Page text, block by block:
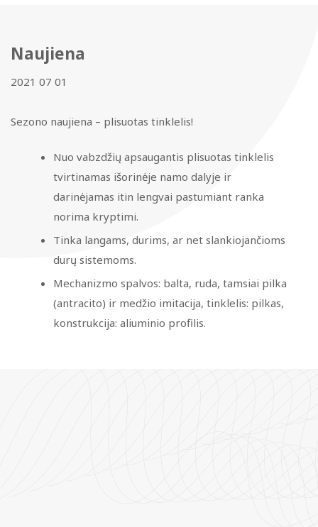
Austrijetės
Tinklelio nuo vabzdžių rėmelis
Naujiena
2021 07 01
Sezono naujiena – plisuotas tinklelis!
Nuo vabzdžių apsaugantis plisuotas tinklelis
tvirtinamas išorinėje namo dalyje ir
darinėjamas itin lengvai pastumiant ranka
norima kryptimi.
Tinka langams, durims, ar net slankiojančioms
durų sistemoms.
Mechanizmo spalvos: balta, ruda, tamsiai pilka
(antracito) ir medžio imitacija, tinklelis: pilkas,
konstrukcija: aliuminio profilis.